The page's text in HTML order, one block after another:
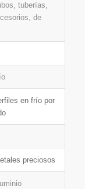
tuberías,
de
en frío por
preciosos